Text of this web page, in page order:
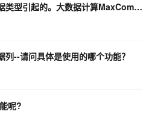
我知道这个可能是由于list数据类型引起的。大数据计算MaxCompute这个有解决方案吗？
--请问具体是使用的哪个功能？
呢?